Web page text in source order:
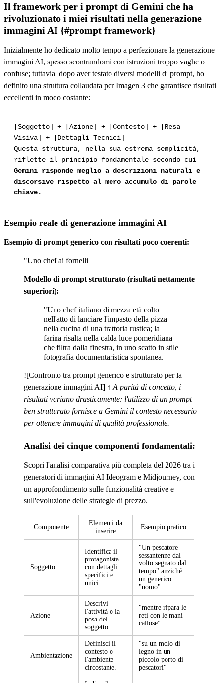
Il framework per i prompt di Gemini che ha
rivoluzionato i miei risultati nella generazione
immagini AI {#prompt framework}
Inizialmente ho dedicato molto tempo a perfezionare la generazione
immagini AI, spesso scontrandomi con istruzioni troppo vaghe o
confuse; tuttavia, dopo aver testato diversi modelli di prompt, ho
definito una struttura collaudata per Imagen 3 che garantisce risultati
eccellenti in modo costante:
[Soggetto] + [Azione] + [Contesto] + [Resa
Visiva] + [Dettagli Tecnici]
Questa struttura, nella sua estrema semplicità,
riflette il principio fondamentale secondo cui
Gemini risponde meglio a descrizioni naturali e
discorsive rispetto al mero accumulo di parole
chiave.
Esempio reale di generazione immagini AI
Esempio di prompt generico con risultati poco coerenti:
"Uno chef ai fornelli
Modello di prompt strutturato (risultati nettamente
superiori):
"Uno chef italiano di mezza età colto
nell'atto di lanciare l'impasto della pizza
nella cucina di una trattoria rustica; la
farina risalta nella calda luce pomeridiana
che filtra dalla finestra, in uno scatto in stile
fotografia documentaristica spontanea.
![Confronto tra prompt generico e strutturato per la
generazione immagini AI] ↑ A parità di concetto, i
risultati variano drasticamente: l'utilizzo di un prompt
ben strutturato fornisce a Gemini il contesto necessario
per ottenere immagini di qualità professionale.
Analisi dei cinque componenti fondamentali:
Scopri l'analisi comparativa più completa del 2026 tra i
generatori di immagini AI Ideogram e Midjourney, con
un approfondimento sulle funzionalità creative e
sull'evoluzione delle strategie di prezzo.
Componente
Elementi da
inserire
Esempio pratico
Soggetto
Identifica il
protagonista
con dettagli
specifici e
unici.
"Un pescatore
sessantenne dal
volto segnato dal
tempo" anziché
un generico
"uomo".
Azione
Descrivi
l'attività o la
posa del
soggetto.
"mentre ripara le
reti con le mani
callose"
Ambientazione
Definisci il
contesto o
l'ambiente
circostante.
"su un molo di
legno in un
piccolo porto di
pescatori"